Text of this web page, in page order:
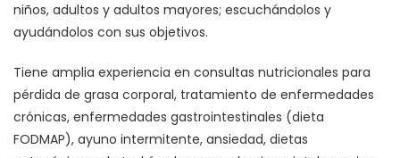
niños, adultos y adultos mayores; escuchándolos y
ayudándolos con sus objetivos.
Tiene amplia experiencia en consultas nutricionales para
pérdida de grasa corporal, tratamiento de enfermedades
crónicas, enfermedades gastrointestinales (dieta
FODMAP), ayuno intermitente, ansiedad, dietas